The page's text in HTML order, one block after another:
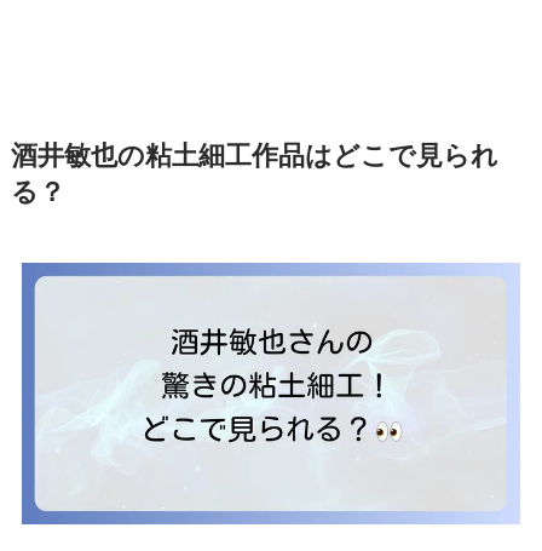
酒井敏也の粘土細工作品はどこで見られ
る？